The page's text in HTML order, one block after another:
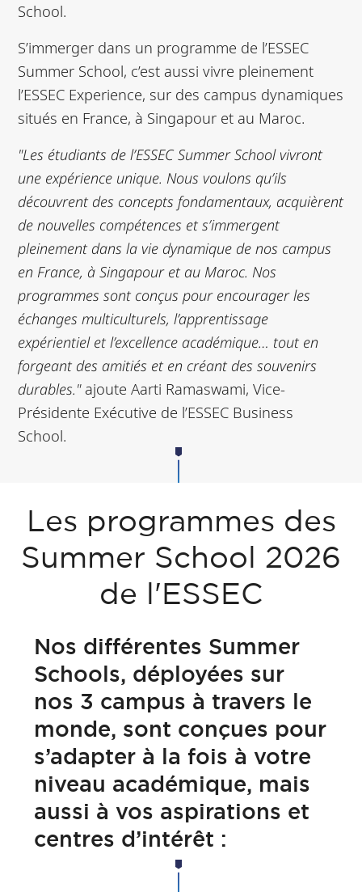
School.
S’immerger dans un programme de l’ESSEC
Summer School, c’est aussi vivre pleinement
l’ESSEC Experience, sur des campus dynamiques
situés en France, à Singapour et au Maroc.
"Les étudiants de l’ESSEC Summer School vivront
une expérience unique. Nous voulons qu’ils
découvrent des concepts fondamentaux, acquièrent
de nouvelles compétences et s’immergent
pleinement dans la vie dynamique de nos campus
en France, à Singapour et au Maroc. Nos
programmes sont conçus pour encourager les
échanges multiculturels, l’apprentissage
expérientiel et l’excellence académique… tout en
forgeant des amitiés et en créant des souvenirs
durables."ajoute Aarti Ramaswami, Vice-
Présidente Exécutive de l’ESSEC Business
School.
Les programmes des
Summer School 2026
de l'ESSEC
Nos différentes Summer
Schools, déployées sur
nos 3 campus à travers le
monde, sont conçues pour
s’adapter à la fois à votre
niveau académique, mais
aussi à vos aspirations et
centres d’intérêt :